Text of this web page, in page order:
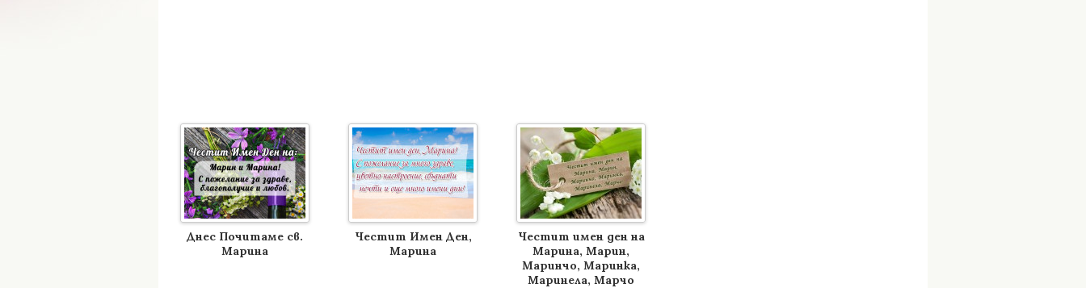
Днес Почитаме св.
Марина
Честит Имен Ден,
Марина
Честит имен ден на
Марина, Марин,
Маринчо, Маринка,
Маринела, Марчо